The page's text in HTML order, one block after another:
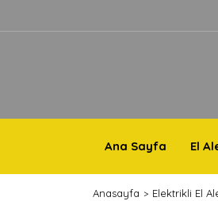
Ana Sayfa El
Anasayfa Elektrikli El